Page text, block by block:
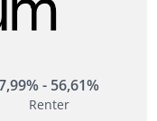
- 56,61%
Renter